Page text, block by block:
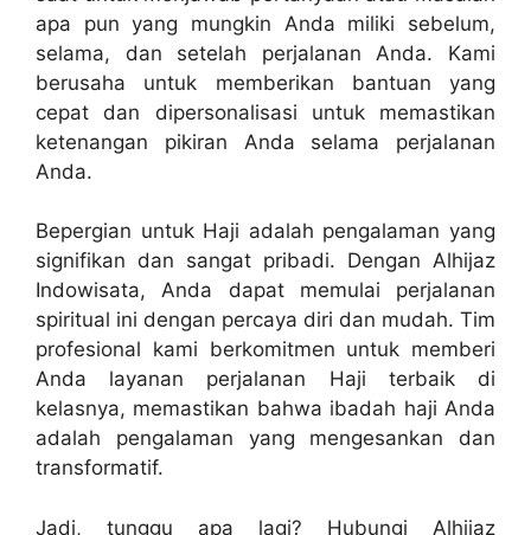
apa pun yang mungkin Anda miliki sebelum,
selama, dan setelah perjalanan Anda. Kami
berusaha untuk memberikan bantuan yang
cepat dan dipersonalisasi untuk memastikan
ketenangan pikiran Anda selama perjalanan
Anda.
Bepergian untuk Haji adalah pengalaman yang
signifikan dan sangat pribadi. Dengan Alhijaz
Indowisata, Anda dapat memulai perjalanan
spiritual ini dengan percaya diri dan mudah. Tim
profesional kami berkomitmen untuk memberi
Anda layanan perjalanan Haji terbaik di
kelasnya, memastikan bahwa ibadah haji Anda
adalah pengalaman yang mengesankan dan
transformatif.
Jadi, tunggu apa lagi? Hubungi Alhijaz